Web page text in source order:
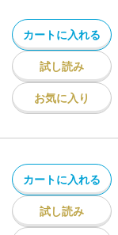
カートに入れる
試し読み
お気に入り
カートに入れる
試し読み